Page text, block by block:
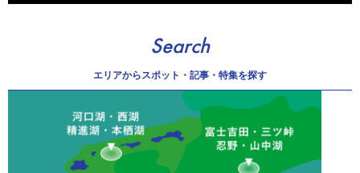
Search
エリアからスポット・記事・特集を探す